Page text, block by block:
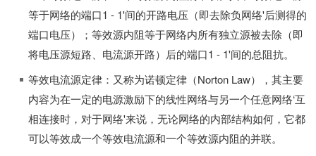
等于网络的端口1 - 1'间的开路电压（即去除负网络'后测得的
端口电压）；等效源内阻等于网络内所有独立源被去除（即
将电压源短路、电流源开路）后的端口1 - 1'间的总阻抗。
等效电流源定律：又称为诺顿定律（Norton Law），其主要
内容为在一定的电源激励下的线性网络与另一个任意网络‘互
相连接时，对于网络'来说，无论网络的内部结构如何，它都
可以等效成一个等效电流源和一个等效源内阻的并联。